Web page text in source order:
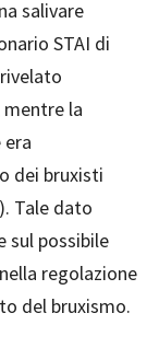
salivare
STAI di
mentre la
dei bruxisti
Tale dato
sul possibile
regolazione
del bruxismo.